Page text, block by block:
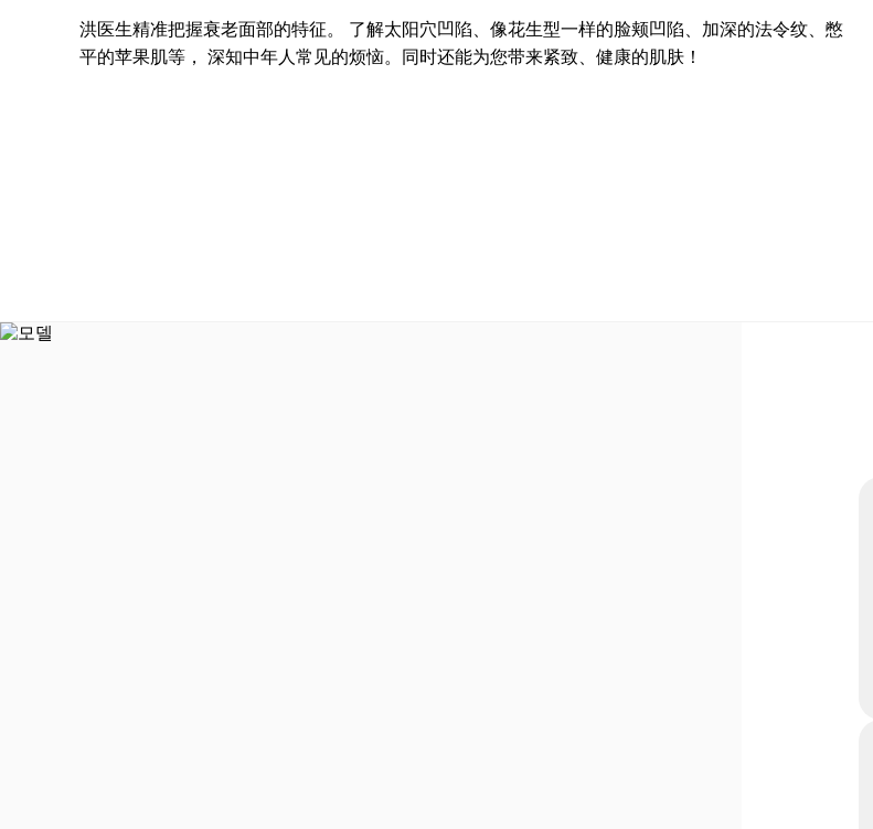
洪医生精准把握衰老面部的特征。 了解太阳穴凹陷、像花生型一样的脸颊凹陷、加深的法令纹、憋
平的苹果肌等， 深知中年人常见的烦恼。同时还能为您带来紧致、健康的肌肤！